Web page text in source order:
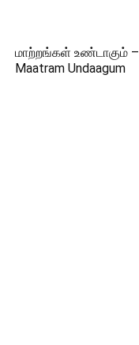
மாற்றங்கள் உண்டாகும் –
Maatram Undaagum